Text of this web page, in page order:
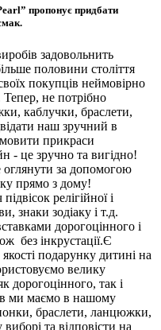
пропонує придбати
задовольнить
половини століття
покупців неймовірно
не потрібно
каблучки, браслети,
наш зручний в
прикраси
- це зручно та вигідно!
оглянути за допомогою
прямо з дому!
релігійної і
знаки зодіаку і т.д.
дорогоцінного і
без інкрустації.Є
подарунку дитині на
велику
дорогоцінного, так і
ми маємо в нашому
браслети, ланцюжки,
та відповісти на